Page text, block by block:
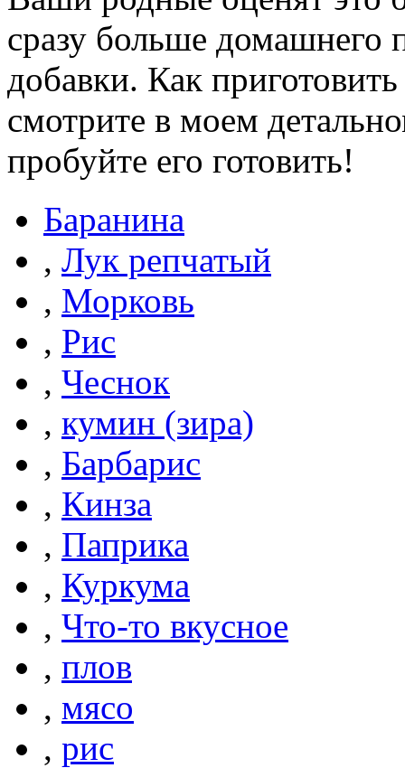
сразу больше домашнего
добавки. Как
смотрите в моем
пробуйте его готовить!
Баранина
, Лук репчатый
, Морковь
, Рис
, Чеснок
, кумин (зира)
, Барбарис
, Кинза
, Паприка
, Куркума
, Что-то вкусное
, плов
, мясо
, рис